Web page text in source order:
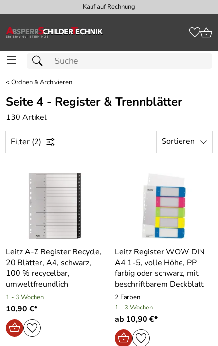
Kauf auf Rechnung
<Ordnen & Archivieren
Seite 4 - Register & Trennblätter
130 Artikel
Filter (2) Sortieren
Leitz A-Z Register Recycle,
20 Blätter, A4, schwarz,
100 % recycelbar,
umweltfreundlich
1 - 3 Wochen
10,90 €*
Leitz Register WOW DIN
A4 1-5, volle Höhe, PP
farbig oder schwarz, mit
beschriftbarem Deckblatt
2 Farben
1 - 3 Wochen
ab 10,90 €*